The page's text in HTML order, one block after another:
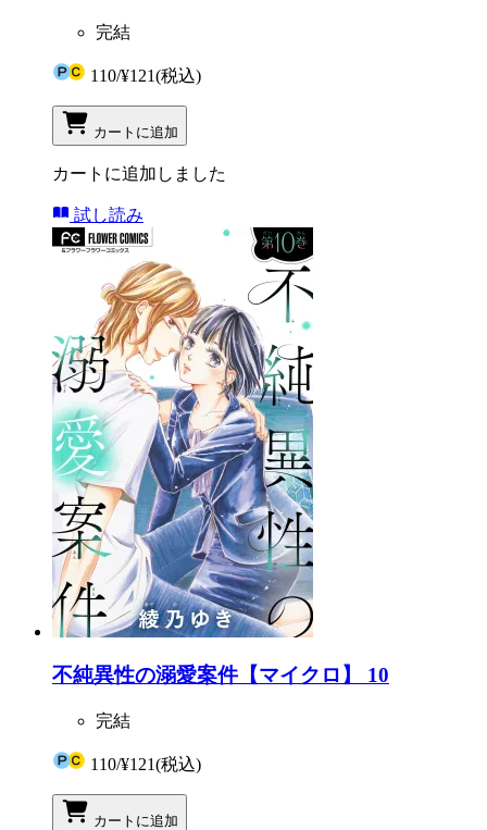
完結
110/¥121(税込)
カートに追加
カートに追加しました
試し読み
不純異性の溺愛案件【マイクロ】 10
完結
110/¥121(税込)
カートに追加